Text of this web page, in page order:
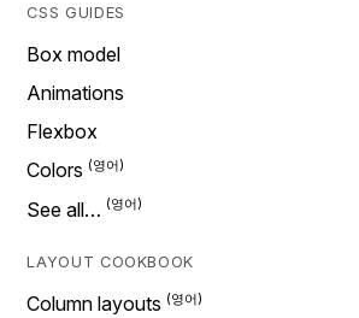
CSS GUIDES
Box model
Animations
Flexbox
Colors
See all…
LAYOUT COOKBOOK
Column layouts